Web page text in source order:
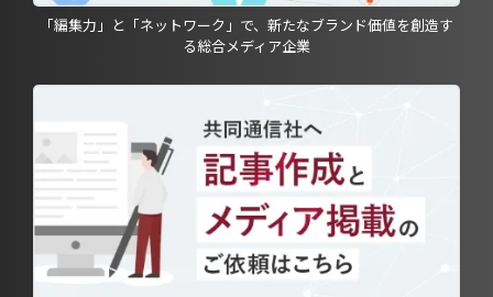
「編集力」と「ネットワーク」で、新たなブランド価値を創造す
る総合メディア企業